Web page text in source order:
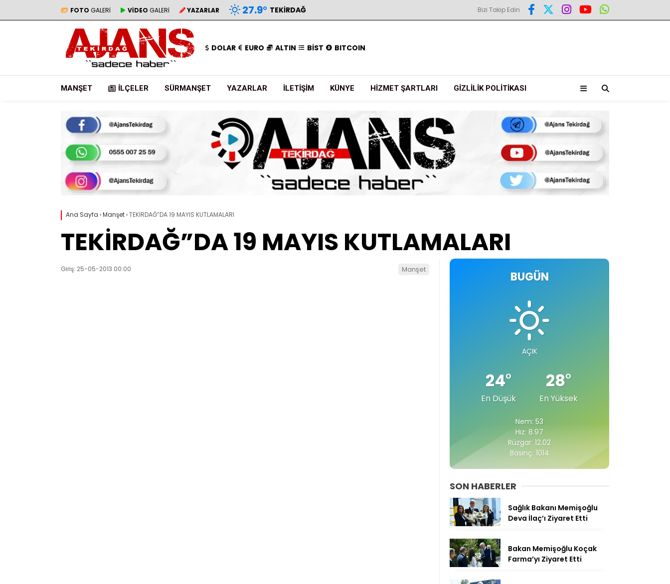
FOTO GALERİ VİDEO GALERİ YAZARLAR 27.9° TEKIRDAĞ Bizi Takip Edin
DOLAR EURO ALTIN BİST BITCOIN
MANŞET İLÇELER SÜRMANŞET YAZARLAR İLETIŞIM KÜNYE HIZMET ŞARTLARI GIZLILIK POLITIKASI
Ana Sayfa ›Manşet›TEKİRDAĞ”DA 19 MAYIS KUTLAMALARI
TEKİRDAĞ”DA 19 MAYIS KUTLAMALARI
Giriş: 25-05-2013 00:00 Manşet BUGÜN
AÇIK
24°
En Düşük
28°
En Yüksek
Nem: 53
Hız: 8.97
Rüzgar: 12.02
Basınç: 1014
SON HABERLER
Sağlık Bakanı Memişoğlu
Deva İlaç’ı Ziyaret Etti
Bakan Memişoğlu Koçak
Farma’yı Ziyaret Etti